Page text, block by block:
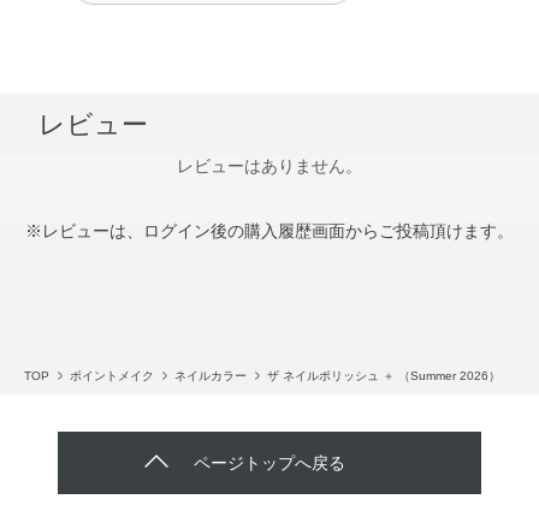
レビュー
レビューはありません。
※レビューは、ログイン後の購入履歴画面からご投稿頂けます。
TOP ポイントメイク ネイルカラー ザ ネイルポリッシュ ＋ （Summer 2026）
ページトップへ戻る